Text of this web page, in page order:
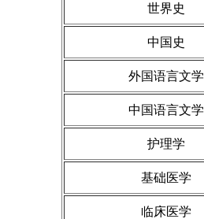
世界史
中国史
外国语言文学
中国语言文学
护理学
基础医学
临床医学